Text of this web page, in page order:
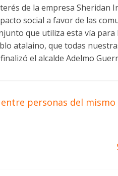
de la empresa
social a favor de las
que utiliza esta vía
atalaino, que todas
el alcalde Adelmo
personas del mismo